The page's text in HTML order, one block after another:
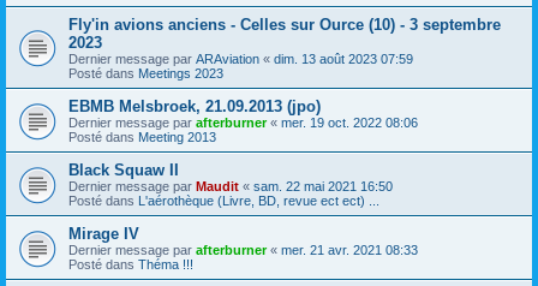
Fly'in avions anciens - Celles sur Ource (10) - 3 septembre
2023
Dernier message par ARAviation « dim. 13 août 2023 07:59
Posté dans Meetings 2023
EBMB Melsbroek, 21.09.2013 (jpo)
Dernier message par afterburner« mer. 19 oct. 2022 08:06
Posté dans Meeting 2013
Black Squaw II
Dernier message par Maudit « sam. 22 mai 2021 16:50
Posté dans L'aérothèque (Livre, BD, revue ect ect) ...
Mirage IV
Dernier message par afterburner« mer. 21 avr. 2021 08:33
Posté dans Théma !!!